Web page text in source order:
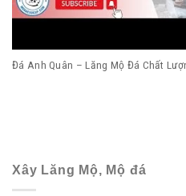
Đá Anh Quân – Lăng Mộ Đá Chất
Xây Lăng Mộ, Mộ đá